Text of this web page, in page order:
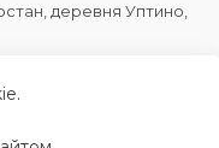
деревня Уптино,